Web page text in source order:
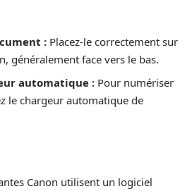
: Placez-le correctement sur
généralement face vers le bas.
automatique : Pour numériser
le chargeur automatique de
Canon utilisent un logiciel